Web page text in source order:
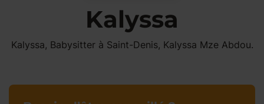
Kalyssa
Kalyssa, Babysitter à Saint-Denis, Kalyssa Mze Abdou.